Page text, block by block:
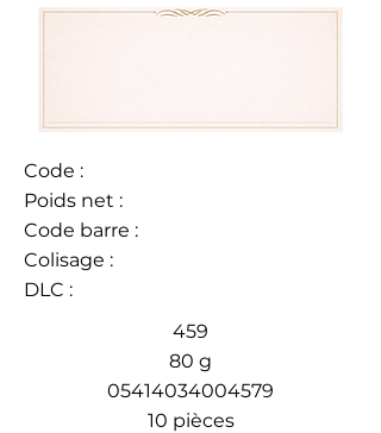
Code :
Poids net :
Code barre :
Colisage :
DLC :
459
80 g
05414034004579
10 pièces